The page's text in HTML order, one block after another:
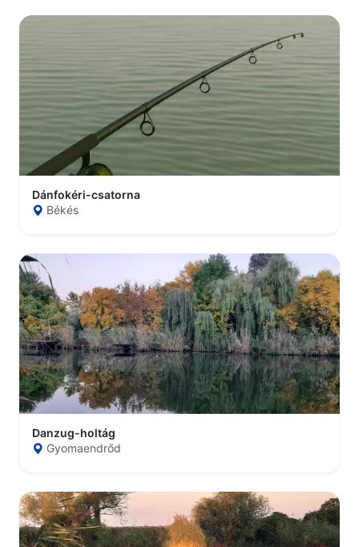
Dánfokéri-csatorna
Békés
Danzug-holtág
Gyomaendrőd